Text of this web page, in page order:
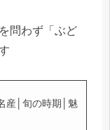
問わず「ぶど
産│旬の時期│魅